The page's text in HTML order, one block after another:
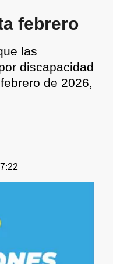
febrero
las
discapacidad
de 2026,